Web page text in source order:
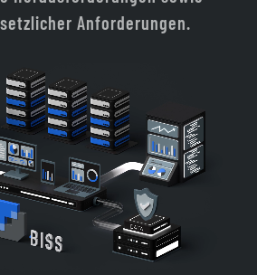
Anforderungen.